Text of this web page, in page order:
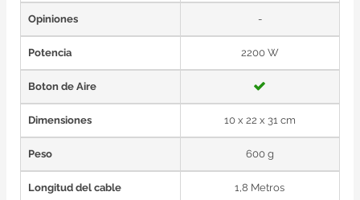
Opiniones -
Potencia 2200 W
Boton de Aire
Dimensiones 10 x 22 x 31 cm
Peso 600 g
Longitud del cable 1,8 Metros